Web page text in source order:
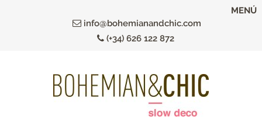
info@bohemianandchic.com
(+34) 626 122 872
MENÚ